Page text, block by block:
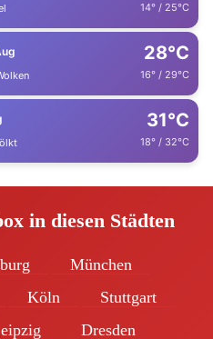
14° / 25°C
28°C
16° / 29°C
31°C
18° / 32°C
in diesen Städten
München
Köln
Stuttgart
Dresden